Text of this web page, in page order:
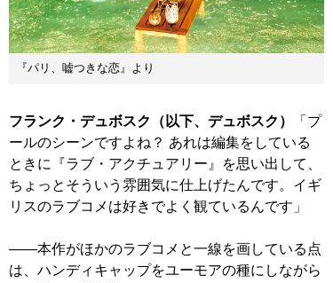
『パリ、嘘つきな恋』より
フランク・デュボスク（以下、デュボスク）
「プ
ールのシーンですよね？ あれは編集をしている
ときに『ラブ・アクチュアリー』を思い出して、
ちょっとそういう雰囲気に仕上げたんです。イギ
リスのラブコメは好きでよく観ているんです」
――本作がほかのラブコメと一線を画している点
は、ハンディキャップをユーモアの種にしながら